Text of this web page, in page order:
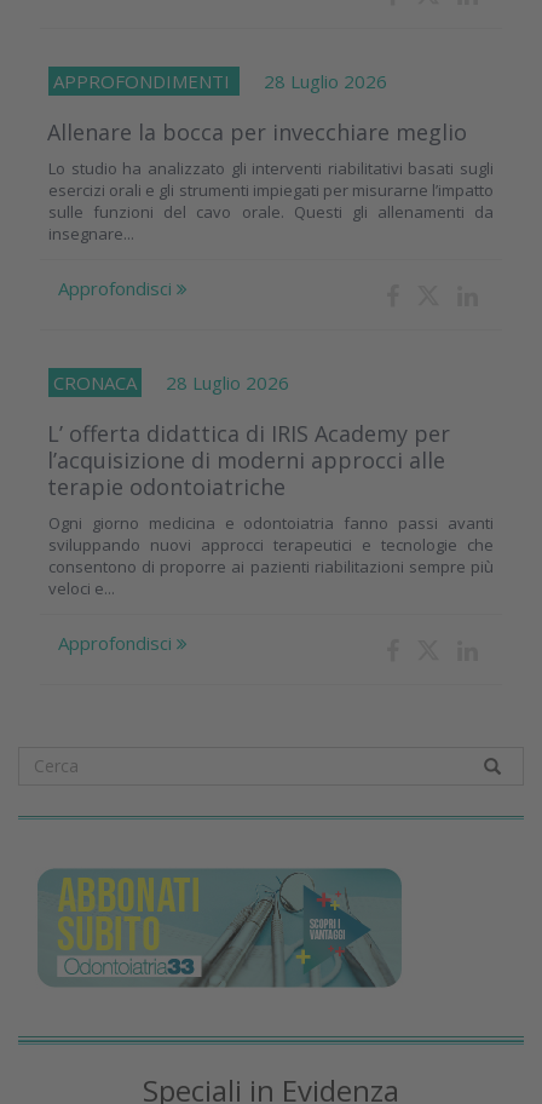
APPROFONDIMENTI 28 Luglio 2026
Allenare la bocca per invecchiare meglio
Lo studio ha analizzato gli interventi riabilitativi basati sugli
esercizi orali e gli strumenti impiegati per misurarne l’impatto
sulle funzioni del cavo orale. Questi gli allenamenti da
insegnare...
Approfondisci
CRONACA 28 Luglio 2026
L’ offerta didattica di IRIS Academy per
l’acquisizione di moderni approcci alle
terapie odontoiatriche
Ogni giorno medicina e odontoiatria fanno passi avanti
sviluppando nuovi approcci terapeutici e tecnologie che
consentono di proporre ai pazienti riabilitazioni sempre più
veloci e...
Approfondisci
Speciali in Evidenza